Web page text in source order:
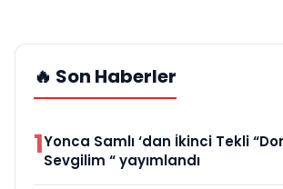
🔥 Son Haberler
1Yonca Samlı ‘dan İkinci Tekli
Sevgilim “ yayımlandı